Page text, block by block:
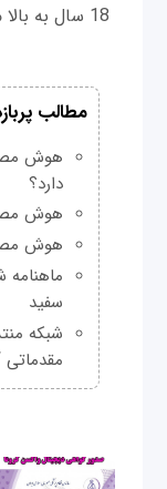
18‌ سال به بالا مدنظرند.
مطالب
دارد؟
هوش
هوش
سفید
شبکه